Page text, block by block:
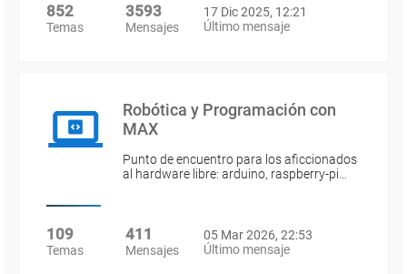
852
Temas
3593
Mensajes
17 Dic 2025, 12:21
Último mensaje
Robótica y Programación con
MAX
Punto de encuentro para los aficcionados
al hardware libre: arduino, raspberry-pi…
109
Temas
411
Mensajes
05 Mar 2026, 22:53
Último mensaje